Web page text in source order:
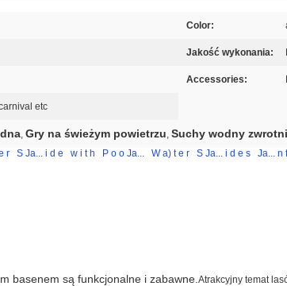
Color:
Jakość wykonania:
Accessories:
etc
, Gry na świeżym powietrzu, Suchy wodny
r S Ja... i d e w i t h P o o Ja... W a) t e r S Ja... i d e s Ja... n f
basenem są funkcjonalne i zabawne. Atrakcyjny temat